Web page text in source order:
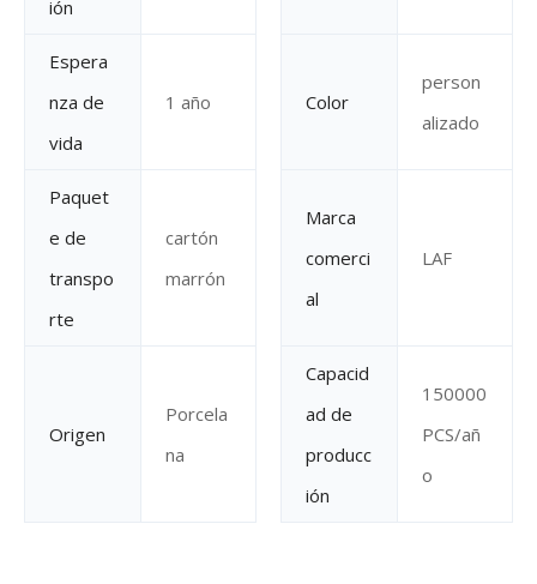
ión
Espera
nza de
vida
1 año Color
person
alizado
Paquet
e de
transpo
rte
cartón
marrón
Marca
comerci
al
LAF
Origen
Porcela
na
Capacid
ad de
producc
ión
150000
PCS/añ
o